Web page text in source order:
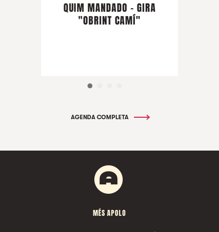
QUIM MANDADO - GIRA
"OBRINT CAMÍ"
AGENDA COMPLETA
MÉS APOLO